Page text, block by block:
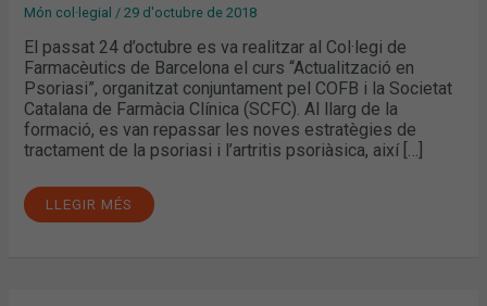
Món col·legial /29 d'octubre de 2018
El passat 24 d’octubre es va realitzar al Col·legi de
Farmacèutics de Barcelona el curs “Actualització en
Psoriasi”, organitzat conjuntament pel COFB i la Societat
Catalana de Farmàcia Clínica (SCFC). Al llarg de la
formació, es van repassar les noves estratègies de
tractament de la psoriasi i l’artritis psoriàsica, així […]
LLEGIR MÉS